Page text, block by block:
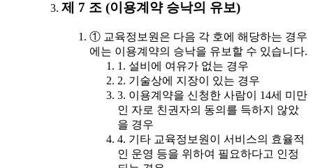
제 7 조 (이용계약 승낙의 유보)
① 교육정보원은 다음 각 호에 해당하는 경우
에는 이용계약의 승낙을 유보할 수 있습니다.
1. 설비에 여유가 없는 경우
2. 기술상에 지장이 있는 경우
3. 이용계약을 신청한 사람이 14세 미만
인 자로 친권자의 동의를 득하지 않았
을 경우
4. 기타 교육정보원이 서비스의 효율적
인 운영 등을 위하여 필요하다고 인정